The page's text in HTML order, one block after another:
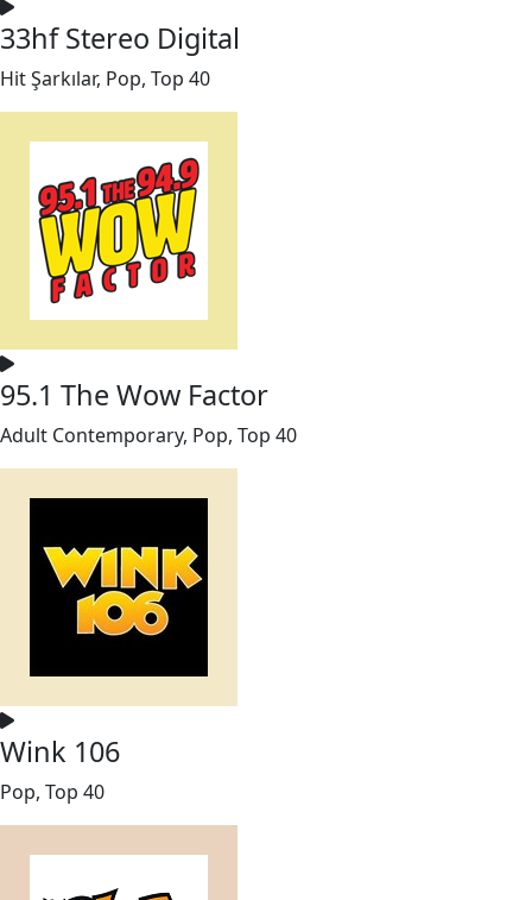
33hf Stereo Digital
Hit Şarkılar, Pop, Top 40
95.1 The Wow Factor
Adult Contemporary, Pop, Top 40
Wink 106
Pop, Top 40